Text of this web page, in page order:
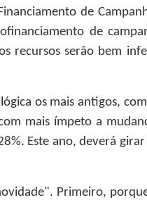
de
de
recursos serão bem
os mais antigos,
mais ímpeto a
Este ano, deverá
Primeiro,